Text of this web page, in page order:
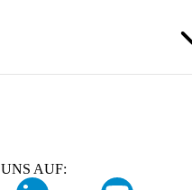
AUF: